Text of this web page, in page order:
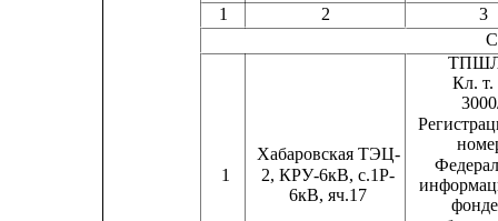
1
Хабаровская ТЭЦ-
2, КРУ-6кВ, с.1Р-
6кВ, яч.17
1
2
3
Кл. т.